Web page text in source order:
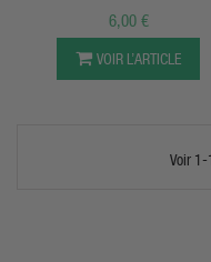
Avec Pates - 420g -
6,00 €
VOIR L’ARTICLE
Voir 1-